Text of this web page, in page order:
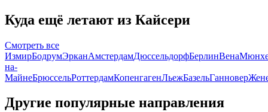
Куда ещё летают из Кайсери
Смотреть все
ИзмирБодрумЭрканАмстердамДюссельдорфБерлинВена
на-
МайнеБрюссельРоттердамКопенгагенЛьежБазельГанновер
Другие популярные направления